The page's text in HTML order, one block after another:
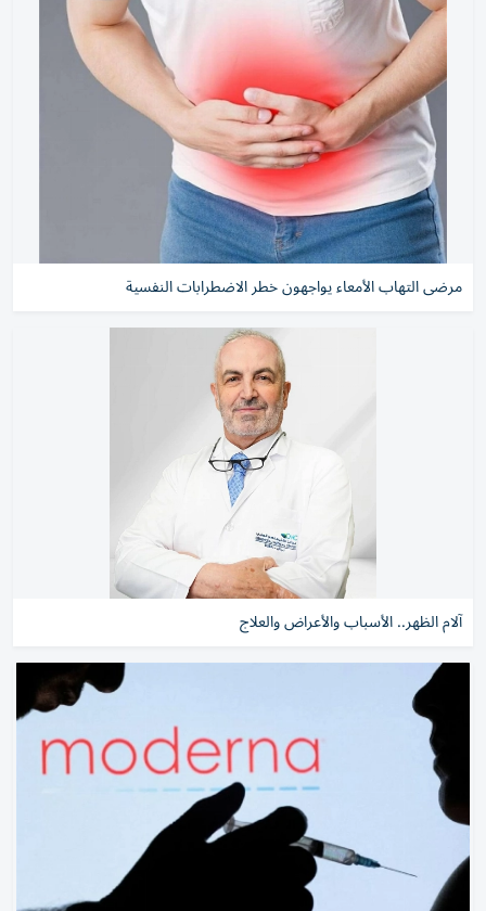
مرضى التهاب الأمعاء يواجهون خطر الاضطرابات النفسية
آلام الظهر.. الأسباب والأعراض والعلاج